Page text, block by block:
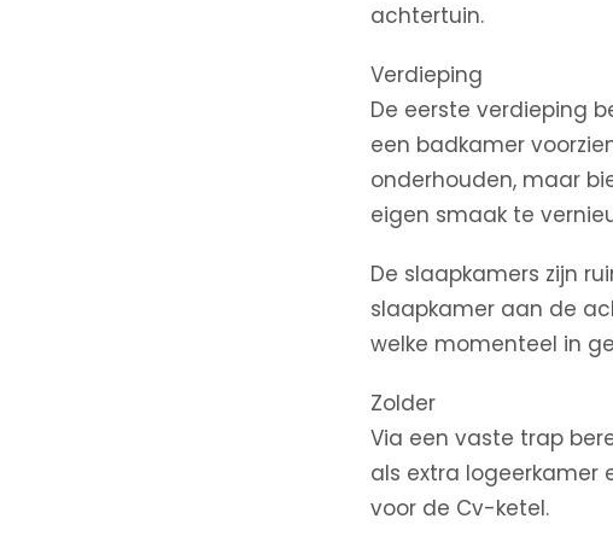
achtertuin.
Verdieping
De eerste verdieping
een badkamer
onderhouden, maar
eigen smaak te
De slaapkamers zijn
slaapkamer aan de
welke momenteel in
Zolder
Via een vaste trap
als extra logeerkamer
voor de Cv-ketel.